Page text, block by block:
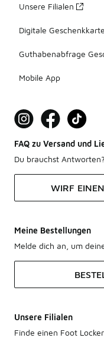
Unsere Filialen
Digitale
Guthabenabfrage
Mobile App
FAQ zu Versand und
Du brauchst Antworten?
WIRF
Meine Bestellungen
Melde dich an, um
Unsere Filialen
Finde einen Foot